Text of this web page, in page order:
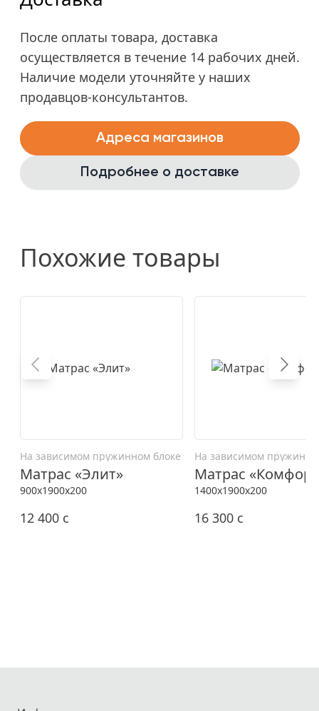
После оплаты товара, доставка
осуществляется в течение 14 рабочих дней.
Наличие модели уточняйте у наших
продавцов-консультантов.
Адреса магазинов
Подробнее о доставке
Похожие товары
На зависимом пружинном блоке
Матрас «Элит»
900x1900x200
12 400 c
На зависимом
Матрас
1400x1900x200
16 300 c